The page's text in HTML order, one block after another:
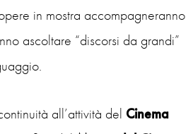
in mostra accompagneranno
ascoltare “discorsi da grandi”
all’attività del Cinema